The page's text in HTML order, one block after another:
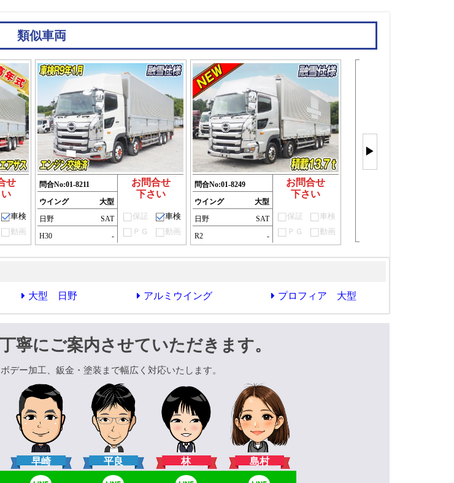
類似車両
せ
車検
動画
問合No:01-8211
ウイング
大型
日野
SAT
H30
-
お問合せ
下さい
保証
車検
ＰＧ
動画
問合No:01-8249
ウイング
大型
日野
SAT
R2
-
お問合せ
下さい
保証
車検
ＰＧ
動画
▶
大型 日野 アルミウイング プロフィア 大型
寧にご案内させていただきます。
デー加工、鈑金・塗装まで幅広く対応いたします。
早崎 平良 林 島村